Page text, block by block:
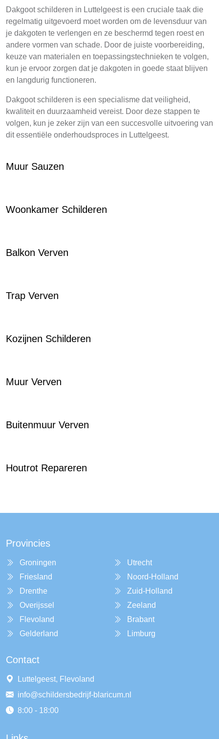
Dakgoot schilderen in Luttelgeest is een cruciale taak die
regelmatig uitgevoerd moet worden om de levensduur van
je dakgoten te verlengen en ze beschermd tegen roest en
andere vormen van schade. Door de juiste voorbereiding,
keuze van materialen en toepassingstechnieken te volgen,
kun je ervoor zorgen dat je dakgoten in goede staat blijven
en langdurig functioneren.
Dakgoot schilderen is een specialisme dat veiligheid,
kwaliteit en duurzaamheid vereist. Door deze stappen te
volgen, kun je zeker zijn van een succesvolle uitvoering van
dit essentiële onderhoudsproces in Luttelgeest.
Muur Sauzen
Woonkamer Schilderen
Balkon Verven
Trap Verven
Kozijnen Schilderen
Muur Verven
Buitenmuur Verven
Houtrot Repareren
Provincies
Groningen
Friesland
Drenthe
Overijssel
Flevoland
Gelderland
Utrecht
Noord-Holland
Zuid-Holland
Zeeland
Brabant
Limburg
Contact
Luttelgeest, Flevoland
info@schildersbedrijf-blaricum.nl
8:00 - 18:00